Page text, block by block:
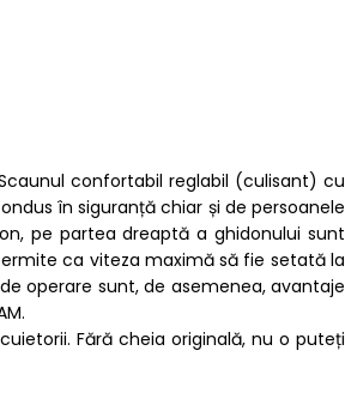
confortabil reglabil (culisant) cu
în siguranță chiar și de persoanele
pe partea dreaptă a ghidonului sunt
ca viteza maximă să fie setată la
operare sunt, de asemenea, avantaje
Fără cheia originală, nu o puteți